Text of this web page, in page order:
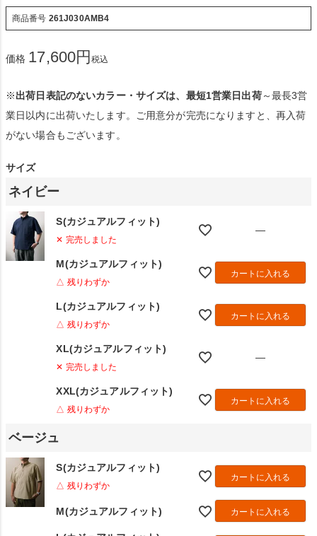
商品番号 261J030AMB4
価格 17,600 税込
※出荷日表記のないカラー・サイズは、最短1営業日出荷～最長3営
業日以内に出荷いたします。ご用意分が完売になりますと、再入荷
がない場合もございます。
サイズ
ネイビー
S(カジュアルフィット)
✕ 完売しました
—
M(カジュアルフィット)
△ 残りわずか
カートに入れる
L(カジュアルフィット)
△ 残りわずか
カートに入れる
XL(カジュアルフィット)
✕ 完売しました
—
XXL(カジュアルフィット)
△ 残りわずか
カートに入れる
ベージュ
S(カジュアルフィット)
△ 残りわずか
カートに入れる
M(カジュアルフィット) カートに入れる